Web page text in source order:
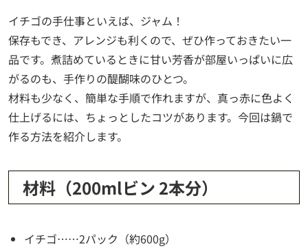
イチゴの手仕事といえば、ジャム！
保存もでき、アレンジも利くので、ぜひ作っておきたい一
品です。煮詰めているときに甘い芳香が部屋いっぱいに広
がるのも、手作りの醍醐味のひとつ。
材料も少なく、簡単な手順で作れますが、真っ赤に色よく
仕上げるには、ちょっとしたコツがあります。今回は鍋で
作る方法を紹介します。
材料（200mlビン 2本分）
イチゴ……2パック（約600g）